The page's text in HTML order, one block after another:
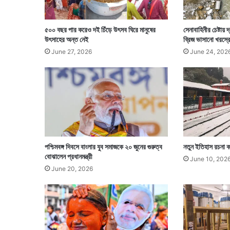
৫০০ বছর পার করেও দই চিঁড়ে উৎসব ঘিরে মানুষের
উৎসাহের অন্ত নেই
June 27, 2026
সেনাবাহিনীর
ব্রিজ ভাসানো
June 24,
পশ্চিমবঙ্গ দিবসে বাংলার যুব সমাজকে ২০ জুনের গুরুত্ব
বোঝালেন প্রধানমন্ত্রী
June 20, 2026
নতুন ইতিহাস রচনা
June 10,